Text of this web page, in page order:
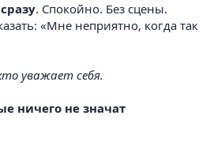
. Спокойно. Без сцены.
«Мне неприятно, когда так
уважает себя.
ничего не значат